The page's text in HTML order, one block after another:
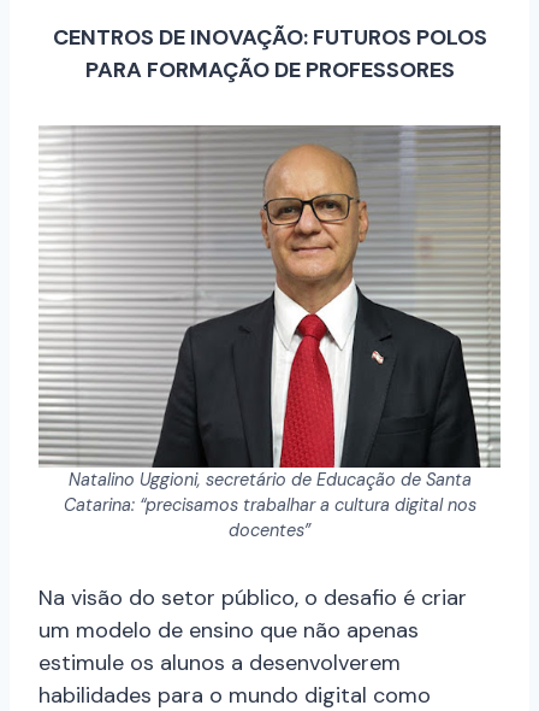
CENTROS DE INOVAÇÃO: FUTUROS POLOS
PARA FORMAÇÃO DE PROFESSORES
Natalino Uggioni, secretário de Educação de Santa
Catarina: “precisamos trabalhar a cultura digital nos
docentes”
Na visão do setor público, o desafio é criar
um modelo de ensino que não apenas
estimule os alunos a desenvolverem
habilidades para o mundo digital como